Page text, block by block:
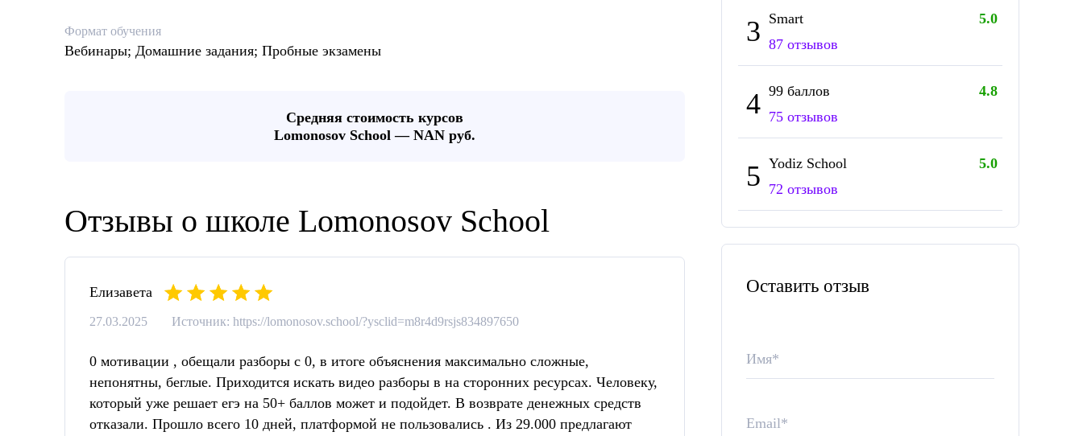
Формат обучения
Вебинары; Домашние задания; Пробные экзамены
Средняя стоимость курсов
Lomonosov School — NAN руб.
Отзывы о школе Lomonosov School
Елизавета
27.03.2025 Источник: https://lomonosov.school/?ysclid=m8r4d9rsjs834897650
0 мотивации , обещали разборы с 0, в итоге объяснения максимально сложные,
непонятны, беглые. Приходится искать видео разборы в на сторонних ресурсах. Человеку,
который уже решает егэ на 50+ баллов может и подойдет. В возврате денежных средств
отказали. Прошло всего 10 дней, платформой не пользовались . Из 29.000 предлагают
3 Smart
5.0
87 отзывов
4 99 баллов
4.8
75 отзывов
5 Yodiz School
5.0
72 отзывов
Оставить отзыв
Имя*
Email*